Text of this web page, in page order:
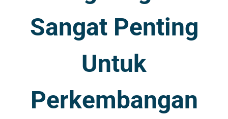
Sangat Penting
Untuk
Perkembangan